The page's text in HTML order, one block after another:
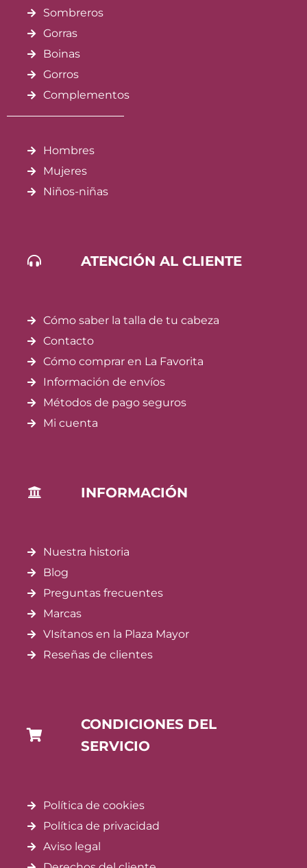
Sombreros
Gorras
Boinas
Gorros
Complementos
Hombres
Mujeres
Niños-niñas
ATENCIÓN AL CLIENTE
Cómo saber la talla de tu cabeza
Contacto
Cómo comprar en La Favorita
Información de envíos
Métodos de pago seguros
Mi cuenta
INFORMACIÓN
Nuestra historia
Blog
Preguntas frecuentes
Marcas
VIsítanos en la Plaza Mayor
Reseñas de clientes
CONDICIONES DEL
SERVICIO
Política de cookies
Política de privacidad
Aviso legal